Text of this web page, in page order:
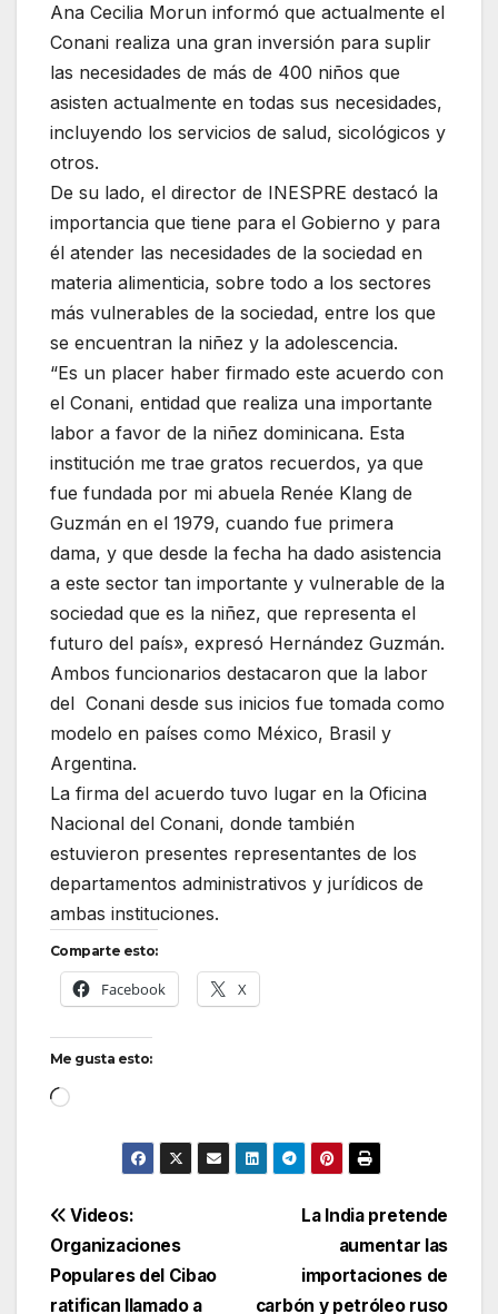
Ana Cecilia Morun informó que actualmente el
Conani realiza una gran inversión para suplir
las necesidades de más de 400 niños que
asisten actualmente en todas sus necesidades,
incluyendo los servicios de salud, sicológicos y
otros.
De su lado, el director de INESPRE destacó la
importancia que tiene para el Gobierno y para
él atender las necesidades de la sociedad en
materia alimenticia, sobre todo a los sectores
más vulnerables de la sociedad, entre los que
se encuentran la niñez y la adolescencia.
“Es un placer haber firmado este acuerdo con
el Conani, entidad que realiza una importante
labor a favor de la niñez dominicana. Esta
institución me trae gratos recuerdos, ya que
fue fundada por mi abuela Renée Klang de
Guzmán en el 1979, cuando fue primera
dama, y que desde la fecha ha dado asistencia
a este sector tan importante y vulnerable de la
sociedad que es la niñez, que representa el
futuro del país», expresó Hernández Guzmán.
Ambos funcionarios destacaron que la labor
del Conani desde sus inicios fue tomada como
modelo en países como México, Brasil y
Argentina.
La firma del acuerdo tuvo lugar en la Oficina
Nacional del Conani, donde también
estuvieron presentes representantes de los
departamentos administrativos y jurídicos de
ambas instituciones.
Comparte esto:
Facebook X
Me gusta esto:
Cargando...
Navegación
de
La India pretende
aumentar las
importaciones de
carbón y petróleo ruso
Videos:
Organizaciones
Populares del Cibao
ratifican llamado a